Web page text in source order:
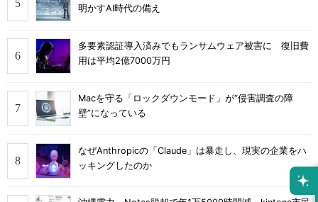
明かすAI時代の備え
多要素認証導入済みでもランサムウェア被害に 復旧費
用は平均2億7000万円
Macを守る「ロックダウンモード」が“侵害調査の障
壁”になっている
なぜAnthropicの「Claude」は暴走し、現実の企業をハ
ッキングしたのか